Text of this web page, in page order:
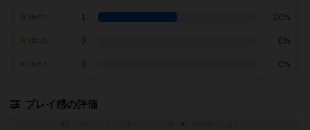
1 20%
0 0%
0 0%
プレイ感の評価
※